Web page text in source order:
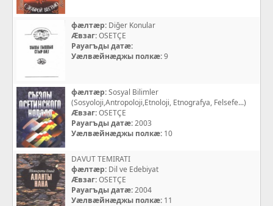
фæлтæр: Diğer Konular
Æвзаг:OSETÇE
Рауагъды датæ:
Уæлвæйнæджы полкæ:9
фæлтæр:Sosyal Bilimler
(Sosyoloji,Antropoloji,Etnoloji, Etnografya, Felsefe...)
Æвзаг:OSETÇE
Рауагъды датæ:2003
Уæлвæйнæджы полкæ: 10
DAVUT TEMIRATI
фæлтæр: Dil ve Edebiyat
Æвзаг:OSETÇE
Рауагъды датæ:2004
Уæлвæйнæджы полкæ: 11